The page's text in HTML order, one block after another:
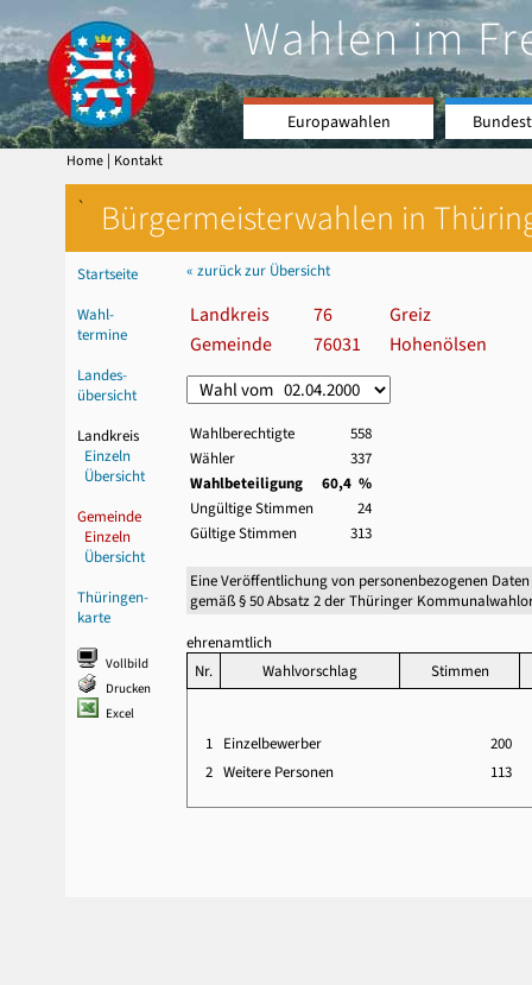
Wahlen im
Europawahlen
Home | Kontakt
` Bürgermeisterwahlen in
Startseite
Wahl-
termine
Landes-
übersicht
Landkreis
Einzeln
Übersicht
Gemeinde
Einzeln
Übersicht
Thüringen-
karte
Vollbild
Drucken
Excel
« zurück zur Übersicht
Landkreis 76
Greiz
Gemeinde
76031 Hohenölsen
Wahlberechtigte
558
Wähler
337
Wahlbeteiligung
60,4 %
Ungültige Stimmen
24
Gültige Stimmen
313
Eine Veröffentlichung von personenbezogenen
gemäß § 50 Absatz 2 der Thüringer
ehrenamtlich
Nr.
Wahlvorschlag Stimmen
1 Einzelbewerber
200
2 Weitere Personen 113